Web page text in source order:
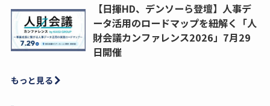
【日揮HD、デンソーら登壇】人事デ
ータ活用のロードマップを紐解く「人
財会議カンファレンス2026」7月29
日開催
もっと見る